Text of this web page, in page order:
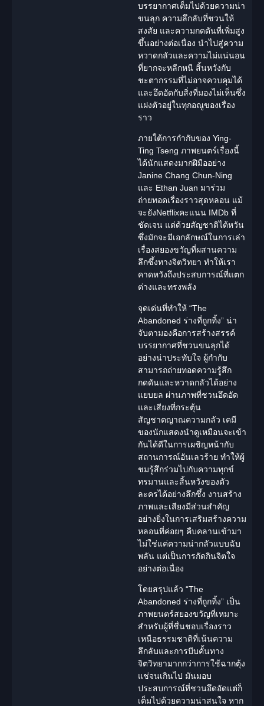
บรรยากาศเต็มไปด้วยความน่า
ขนลุก ความลึกลับที่ชวนให้
สงสัย และความกดดันที่เพิ่มสูง
ขึ้นอย่างต่อเนื่อง นำไปสู่ความ
หวาดกลัวและความไม่แน่นอน
ที่ยากจะหลีกหนี สิ้นหวังกับ
ชะตากรรมที่ไม่อาจควบคุมได้
และอึดอัดกับสิ่งที่มองไม่เห็นซึ่ง
แฝงตัวอยู่ในทุกอณูของเรื่อง
ราว
ภายใต้การกำกับของ Ying-
Ting Tseng ภาพยนตร์เรื่องนี้
ได้นักแสดงมากฝีมืออย่าง
Janine Chang Chun-Ning
และ Ethan Juan มาร่วม
ถ่ายทอดเรื่องราวสุดหลอน แม้
จะยังNetflixคะแนน IMDb ที่
ชัดเจน แต่ด้วยสัญชาติไต้หวัน
ซึ่งมักจะมีเอกลักษณ์ในการเล่า
เรื่องสยองขวัญที่ผสานความ
ลึกซึ้งทางจิตวิทยา ทำให้เรา
คาดหวังถึงประสบการณ์ที่แตก
ต่างและทรงพลัง
จุดเด่นที่ทำให้ “The
Abandoned ร่างที่ถูกทิ้ง” น่า
จับตามองคือการสร้างสรรค์
บรรยากาศที่ชวนขนลุกได้
อย่างน่าประทับใจ ผู้กำกับ
สามารถถ่ายทอดความรู้สึก
กดดันและหวาดกลัวได้อย่าง
แยบยล ผ่านภาพที่ชวนอึดอัด
และเสียงที่กระตุ้น
สัญชาตญาณความกลัว เคมี
ของนักแสดงนำดูเหมือนจะเข้า
กันได้ดีในการเผชิญหน้ากับ
สถานการณ์อันเลวร้าย ทำให้ผู้
ชมรู้สึกร่วมไปกับความทุกข์
ทรมานและสิ้นหวังของตัว
ละครได้อย่างลึกซึ้ง งานสร้าง
ภาพและเสียงมีส่วนสำคัญ
อย่างยิ่งในการเสริมสร้างความ
หลอนที่ค่อยๆ คืบคลานเข้ามา
ไม่ใช่แค่ความน่ากลัวแบบฉับ
พลัน แต่เป็นการกัดกินจิตใจ
อย่างต่อเนื่อง
โดยสรุปแล้ว “The
Abandoned ร่างที่ถูกทิ้ง” เป็น
ภาพยนตร์สยองขวัญที่เหมาะ
สำหรับผู้ที่ชื่นชอบเรื่องราว
เหนือธรรมชาติที่เน้นความ
ลึกลับและการบีบคั้นทาง
จิตวิทยามากกว่าการใช้ฉากตุ้ง
แช่จนเกินไป มันมอบ
ประสบการณ์ที่ชวนอึดอัดแต่ก็
เต็มไปด้วยความน่าสนใจ หาก